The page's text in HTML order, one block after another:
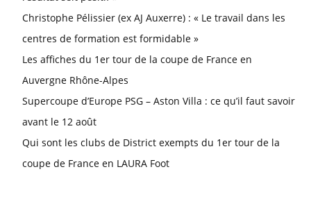
Christophe Pélissier (ex AJ Auxerre) : « Le travail dans les
centres de formation est formidable »
Les affiches du 1er tour de la coupe de France en
Auvergne Rhône-Alpes
Supercoupe d’Europe PSG – Aston Villa : ce qu’il faut savoir
avant le 12 août
Qui sont les clubs de District exempts du 1er tour de la
coupe de France en LAURA Foot